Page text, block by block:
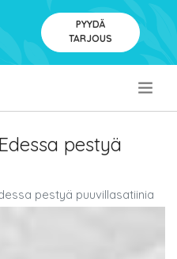
PYYDÄ
TARJOUS
pestyä
pestyä puuvillasatiinia